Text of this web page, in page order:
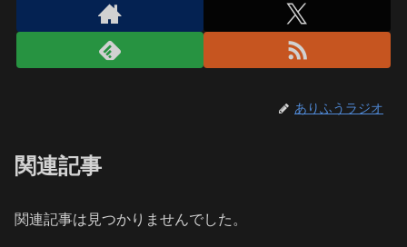
ありふうラジオ
関連記事
関連記事は見つかりませんでした。